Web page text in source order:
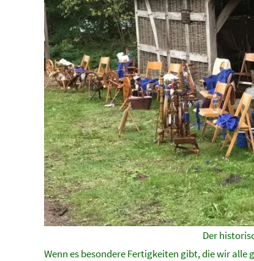
Der
Wenn es besondere Fertigkeiten gibt, die wir